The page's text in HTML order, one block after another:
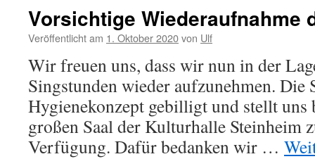
Vorsichtige Wiederaufnahme
Veröffentlicht am 1. Oktober 2020von Ulf
Wir freuen uns, dass wir nun in der
Singstunden wieder aufzunehmen. Die
Hygienekonzept gebilligt und stellt uns
großen Saal der Kulturhalle Steinheim
Verfügung. Dafür bedanken wir …